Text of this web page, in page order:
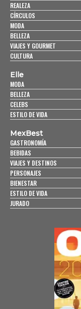
REALEZA
CÍRCULOS
MODA
BELLEZA
VIAJES Y GOURMET
CULTURA
Elle
MODA
BELLEZA
CELEBS
ESTILO DE VIDA
MexBest
GASTRONOMÍA
BEBIDAS
VIAJES Y DESTINOS
PERSONAJES
BIENESTAR
ESTILO DE VIDA
JURADO